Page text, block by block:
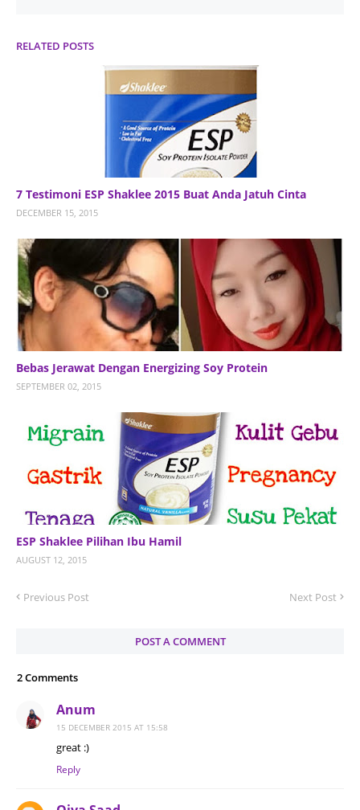
RELATED POSTS
7 Testimoni ESP Shaklee 2015 Buat Anda Jatuh Cinta
DECEMBER 15, 2015
Bebas Jerawat Dengan Energizing Soy Protein
SEPTEMBER 02, 2015
ESP Shaklee Pilihan Ibu Hamil
AUGUST 12, 2015
Previous Post Next Post
POST A COMMENT
2 Comments
Anum
15 DECEMBER 2015 AT 15:58
great :)
Reply